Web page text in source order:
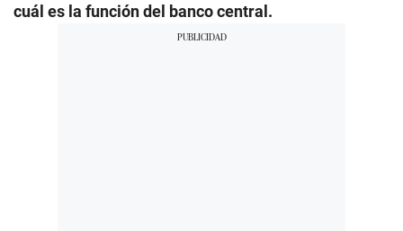
cuál es la función del banco central.